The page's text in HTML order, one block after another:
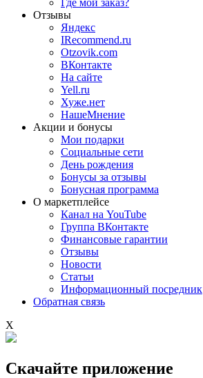
Где мой заказ?
Отзывы
Яндекс
IRecommend.ru
Otzovik.com
ВКонтакте
На сайте
Yell.ru
Хуже.нет
НашеМнение
Акции и бонусы
Мои подарки
Социальные сети
День рождения
Бонусы за отзывы
Бонусная программа
О маркетплейсе
Канал на YouTube
Группа ВКонтакте
Финансовые гарантии
Отзывы
Новости
Статьи
Информационный посредник
Обратная связь
X
Скачайте приложение